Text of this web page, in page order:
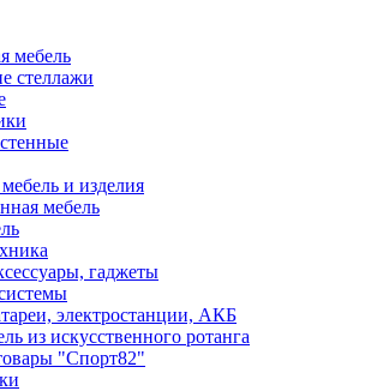
мебель
стеллажи
и изделия
мебель
гаджеты
электростанции, АКБ
из искусственного ротанга
"Спорт82"